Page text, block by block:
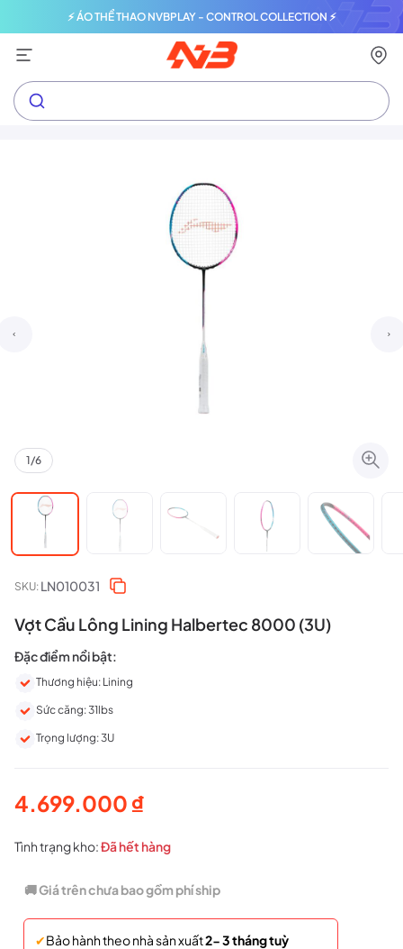
⚡ ÁO THỂ THAO NVBPLAY - CONTROL COLLECTION ⚡
1/6
SKU: LN010031
Vợt Cầu Lông Lining Halbertec 8000 (3U)
Đặc điểm nổi bật:
Thương hiệu: Lining
Sức căng: 31lbs
Trọng lượng: 3U
4.699.000 ₫
Tình trạng kho:Đã hết hàng
🚚 Giá trên chưa bao gồm phí ship
✔Bảo hành theo nhà sản xuất2- 3 tháng tuỳ